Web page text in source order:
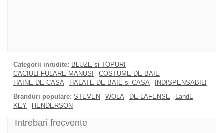
Categorii inrudite: BLUZE si TOPURI
CACIULI FULARE MANUSI
COSTUME DE BAIE
HAINE DE CASA
HALATE DE BAIE si CASA
INDISPENSABILI
Branduri populare: STEVEN WOLA DE LAFENSE
LandL
KEY
HENDERSON
Intrebari frecvente